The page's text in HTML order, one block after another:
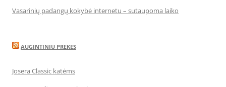
Vasarinių padangų kokybė internetu – sutaupoma laiko
AUGINTINIU PREKES
Josera Classic katėms